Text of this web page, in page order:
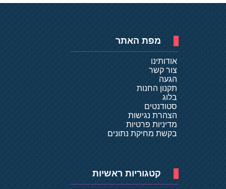
מפת האתר
אודותינו
צור קשר
הגעה
תקנון החנות
בלוג
סטודנטים
הצהרת נגישות
מדיניות פרטיות
בקשת מחיקת נתונים
קטגוריות ראשיות